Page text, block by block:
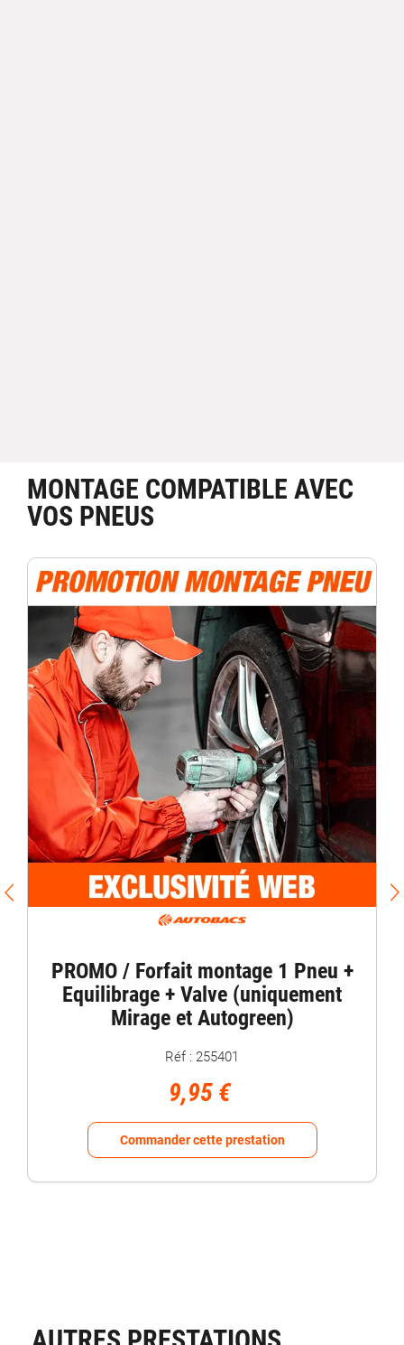
MONTAGE COMPATIBLE AVEC
VOS PNEUS
PROMO / Forfait montage 1 Pneu +
Equilibrage + Valve (uniquement
Mirage et Autogreen)
Réf : 255401
9,95 €
Commander cette prestation